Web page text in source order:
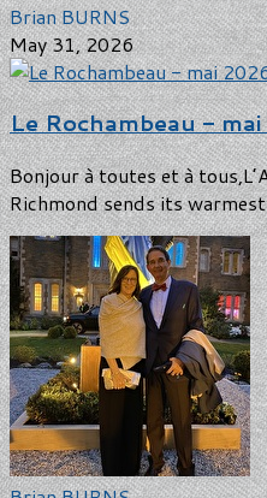
Brian BURNS
May 31, 2026
Le Rochambeau -
Bonjour à toutes et à
Richmond sends its